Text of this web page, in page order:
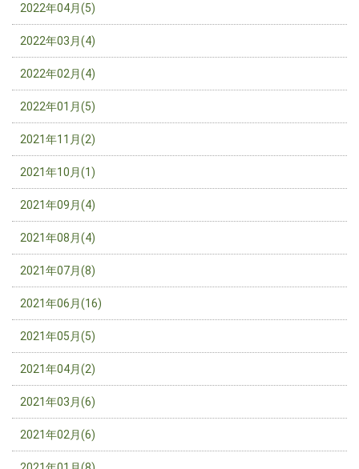
2022年04月(5)
2022年03月(4)
2022年02月(4)
2022年01月(5)
2021年11月(2)
2021年10月(1)
2021年09月(4)
2021年08月(4)
2021年07月(8)
2021年06月(16)
2021年05月(5)
2021年04月(2)
2021年03月(6)
2021年02月(6)